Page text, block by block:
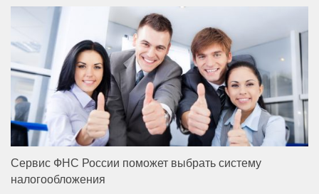
Сервис ФНС России поможет выбрать систему
налогообложения